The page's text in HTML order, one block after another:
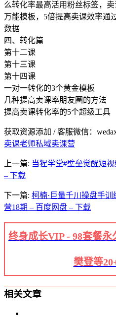
么转化率最高活用粉丝标签，
万能模板，5倍提高卖课效率通
数据
四、转化篇
第十二课
第十三课
第十四课
一对一转化的3个黄金模板
几种提高卖课率朋友圈的方法
提高卖课转化率的5个超级工具
获取资源添加 / 客服微信：
卖课老师私域卖课营
上一篇: 当猩学堂#壁垒觉醒短
– 下载
下一篇: 柯楠·巨量千川操盘手
营18期 – 百度网盘 – 下载
终身成长VIP - 98套餐
樊登等
相关文章